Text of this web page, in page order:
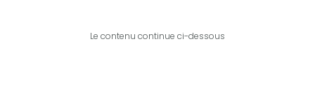
Le contenu continue ci-dessous